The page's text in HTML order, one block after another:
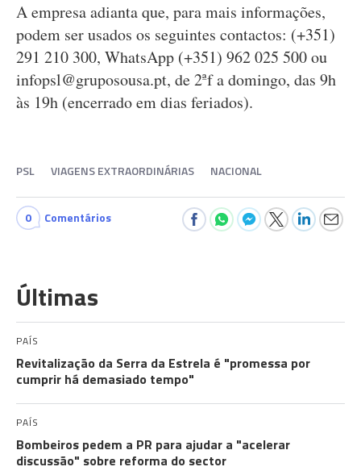
A empresa adianta que, para mais informações,
podem ser usados os seguintes contactos: (+351)
291 210 300, WhatsApp (+351) 962 025 500 ou
infopsl@gruposousa.pt, de 2ªf a domingo, das 9h
às 19h (encerrado em dias feriados).
PSL VIAGENS EXTRAORDINÁRIAS NACIONAL
0 Comentários
Últimas
PAÍS
Revitalização da Serra da Estrela é "promessa por
cumprir há demasiado tempo"
PAÍS
Bombeiros pedem a PR para ajudar a "acelerar
discussão" sobre reforma do sector